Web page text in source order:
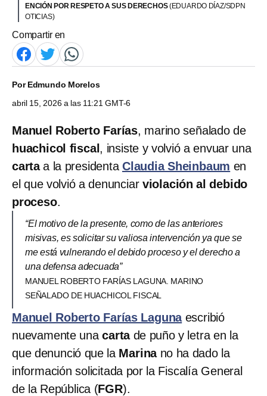
ENCIÓN POR RESPETO A SUS DERECHOS(EDUARDO DÍAZ/SDPN
OTICIAS)
Compartir en
PorEdmundo Morelos
abril 15, 2026 a las 11:21 GMT-6
Manuel Roberto Farías, marino señalado de
huachicol fiscal , insiste y volvió a envuar una
cartaa la presidenta Claudia Sheinbaum en
el que volvió a denunciar violación al debido
proceso.
“El motivo de la presente, como de las anteriores
misivas, es solicitar su valiosa intervención ya que se
me está vulnerando el debido proceso y el derecho a
una defensa adecuada”
MANUEL ROBERTO FARÍAS LAGUNA. MARINO
SEÑALADO DE HUACHICOL FISCAL
Manuel Roberto Farías Lagunaescribió
nuevamente unacartade puño y letra en la
que denunció que la Marinano ha dado la
información solicitada por la Fiscalía General
de la República (FGR).